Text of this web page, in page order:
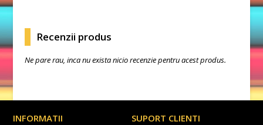
Recenzii produs
Ne pare rau, inca nu exista nicio recenzie pentru acest produs.
INFORMATII SUPORT CLIENTI